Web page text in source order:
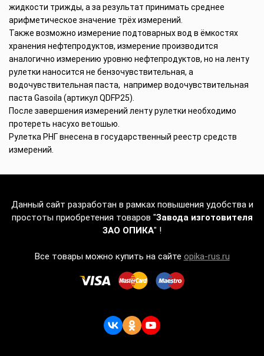
жидкости трижды, а за результат принимать среднее
арифметическое значение трёх измерений.
Также возможно измерение подтоварных вод в ёмкостях
хранения нефтепродуктов, измерение производится
аналогично измерению уровню нефтепродуктов, но на ленту
рулетки наносится не бензочувствительная, а
водочувствительная паста, например водочувствительная
паста Gasoila (артикул QDFP25).
После завершения измерений ленту рулетки необходимо
протереть насухо ветошью.
Рулетка РНГ внесена в государственный реестр средств
измерений.
Данный сайт разработан в рамках повышения удобства и
простоты приобретения товаров "Завода изготовителя
ЗАО ОПИКА" !
Все товары можно купить на сайте opika-rus.ru